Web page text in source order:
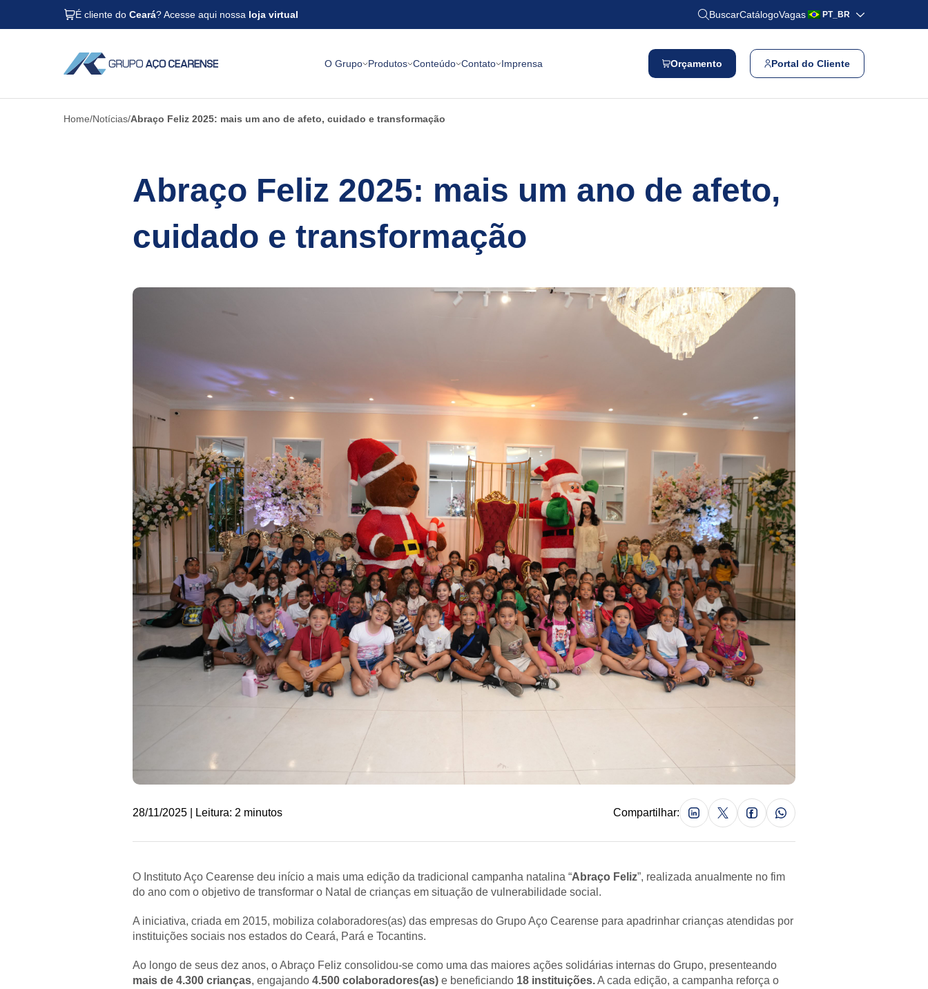
É cliente doCeará? Acesse aqui nossa loja virtual BuscarCatálogoVagas PT_BR
O Grupo Produtos Conteúdo Contato Imprensa Orçamento Portal do Cliente
Home Notícias Abraço Feliz 2025: mais um ano de afeto, cuidado e transformação
Abraço Feliz 2025: mais um ano de afeto,
cuidado e transformação
28/11/2025 | Leitura: 2 minutos Compartilhar:
O Instituto Aço Cearense deu início a mais uma edição da tradicional campanha natalina “Abraço Feliz”, realizada anualmente no fim
do ano com o objetivo de transformar o Natal de crianças em situação de vulnerabilidade social.
A iniciativa, criada em 2015, mobiliza colaboradores(as) das empresas do Grupo Aço Cearense para apadrinhar crianças atendidas por
instituições sociais nos estados do Ceará, Pará e Tocantins.
Ao longo de seus dez anos, o Abraço Feliz consolidou-se como uma das maiores ações solidárias internas do Grupo, presenteando
mais de 4.300 crianças, engajando 4.500 colaboradores(as) e beneficiando 18 instituições.A cada edição, a campanha reforça o